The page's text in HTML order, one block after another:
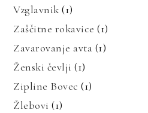
Vzglavnik (1)
Zaščitne rokavice (1)
Zavarovanje avta (1)
Ženski čevlji (1)
Zipline Bovec (1)
Žlebovi (1)